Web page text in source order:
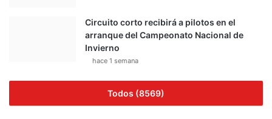
Circuito corto recibirá a pilotos en el
arranque del Campeonato Nacional de
Invierno
hace 1 semana
Todos (8569)